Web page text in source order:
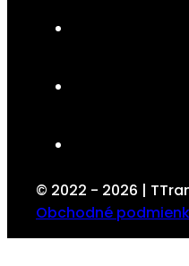
© 2022 - 2026 |
Obchodné